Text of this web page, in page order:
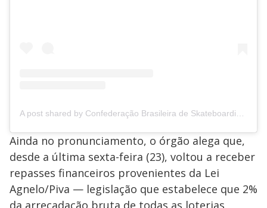
Ainda no pronunciamento, o órgão alega que,
desde a última sexta-feira (23), voltou a receber
repasses financeiros provenientes da Lei
Agnelo/Piva — legislação que estabelece que 2%
da arrecadação bruta de todas as loterias